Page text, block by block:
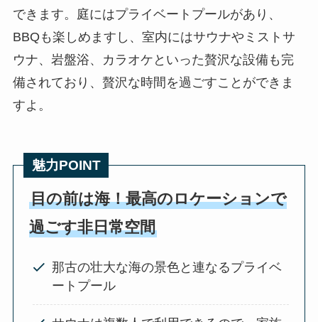
できます。庭にはプライベートプールがあり、
BBQも楽しめますし、室内にはサウナやミストサ
ウナ、岩盤浴、カラオケといった贅沢な設備も完
備されており、贅沢な時間を過ごすことができま
すよ。
魅力POINT
目の前は海！最高のロケーションで
過ごす非日常空間
那古の壮大な海の景色と連なるプライベ
ートプール